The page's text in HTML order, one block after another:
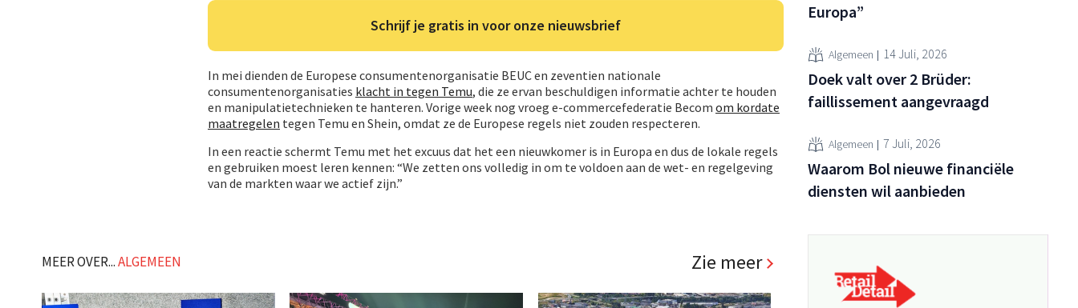
Schrijf je gratis in voor onze nieuwsbrief
In mei dienden de Europese consumentenorganisatie BEUC en zeventien nationale
consumentenorganisaties klacht in tegen Temu, die ze ervan beschuldigen informatie achter te houden
en manipulatietechnieken te hanteren. Vorige week nog vroeg e-commercefederatie Becom om kordate
maatregelen tegen Temu en Shein, omdat ze de Europese regels niet zouden respecteren.
In een reactie schermt Temu met het excuus dat het een nieuwkomer is in Europa en dus de lokale regels
en gebruiken moest leren kennen: “We zetten ons volledig in om te voldoen aan de wet- en regelgeving
van de markten waar we actief zijn.”
MEER OVER...ALGEMEEN Zie meer
Europa”
Algemeen 14 Juli, 2026
Doek valt over 2 Brüder:
faillissement aangevraagd
Algemeen 7 Juli, 2026
Waarom Bol nieuwe financiële
diensten wil aanbieden